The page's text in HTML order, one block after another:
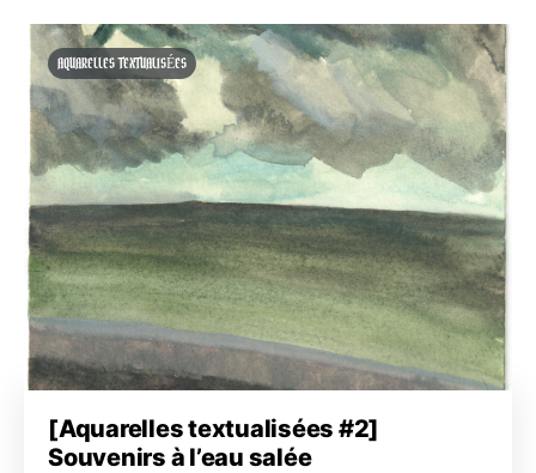
AQUARELLES TEXTUALISÉES
[Aquarelles textualisées #2]
Souvenirs à l’eau salée